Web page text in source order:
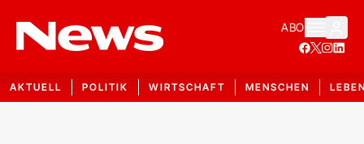
ABO
AKTUELL POLITIK WIRTSCHAFT MENSCHEN